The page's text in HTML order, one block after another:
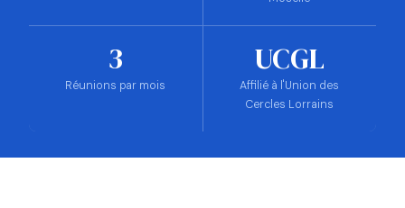
3
Réunions par mois
UCGL
Affilié à l'Union des
Cercles Lorrains